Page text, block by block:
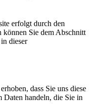
erfolgt durch den
können Sie dem Abschnitt
dieser
dass Sie uns diese
handeln, die Sie in